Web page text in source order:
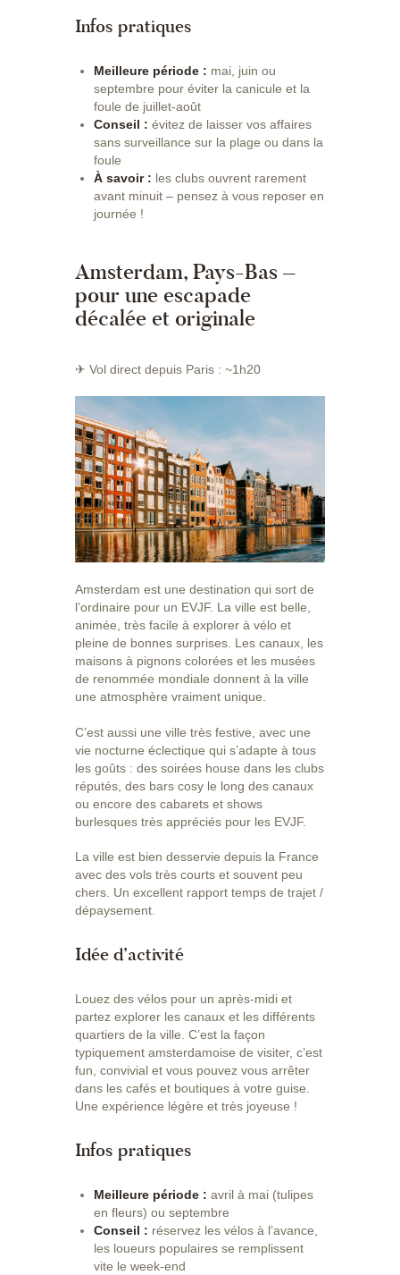
Infos pratiques
Meilleure période : mai, juin ou
septembre pour éviter la canicule et la
foule de juillet-août
Conseil : évitez de laisser vos affaires
sans surveillance sur la plage ou dans la
foule
À savoir : les clubs ouvrent rarement
avant minuit – pensez à vous reposer en
journée !
Amsterdam, Pays-Bas –
pour une escapade
décalée et originale
✈ Vol direct depuis Paris : ~1h20
Amsterdam est une destination qui sort de
l’ordinaire pour un EVJF. La ville est belle,
animée, très facile à explorer à vélo et
pleine de bonnes surprises. Les canaux, les
maisons à pignons colorées et les musées
de renommée mondiale donnent à la ville
une atmosphère vraiment unique.
C’est aussi une ville très festive, avec une
vie nocturne éclectique qui s’adapte à tous
les goûts : des soirées house dans les clubs
réputés, des bars cosy le long des canaux
ou encore des cabarets et shows
burlesques très appréciés pour les EVJF.
La ville est bien desservie depuis la France
avec des vols très courts et souvent peu
chers. Un excellent rapport temps de trajet /
dépaysement.
Idée d’activité
Louez des vélos pour un après-midi et
partez explorer les canaux et les différents
quartiers de la ville. C’est la façon
typiquement amsterdamoise de visiter, c’est
fun, convivial et vous pouvez vous arrêter
dans les cafés et boutiques à votre guise.
Une expérience légère et très joyeuse !
Infos pratiques
Meilleure période : avril à mai (tulipes
en fleurs) ou septembre
Conseil : réservez les vélos à l’avance,
les loueurs populaires se remplissent
vite le week-end